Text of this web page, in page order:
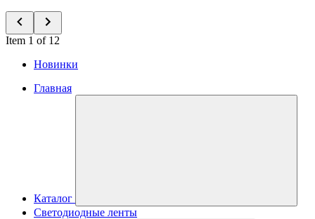
Item 1 of 12
Новинки
Главная
Каталог
Светодиодные ленты